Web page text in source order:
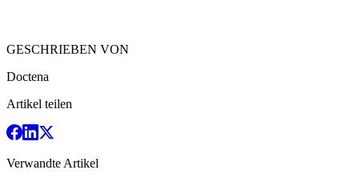
GESCHRIEBEN VON
Doctena
Artikel teilen
Verwandte Artikel